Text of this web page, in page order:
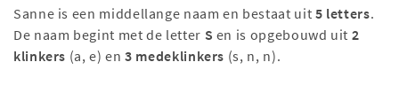
Sanne is een middellange naam en bestaat uit 5 letters.
De naam begint met de letter S en is opgebouwd uit 2
klinkers (a, e) en3 medeklinkers (s, n, n).